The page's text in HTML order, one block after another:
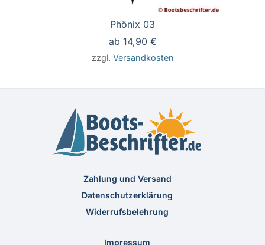
Phönix 03
ab 14,90 €
zzgl. Versandkosten
Zahlung und Versand
Datenschutzerklärung
Widerrufsbelehrung
Impressum